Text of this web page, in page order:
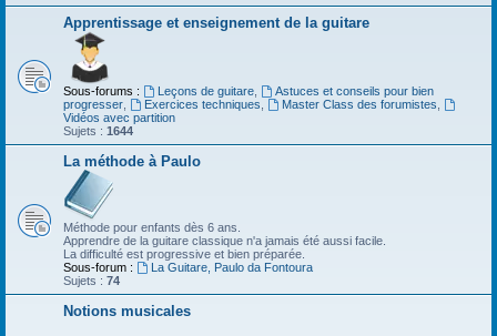
Apprentissage et enseignement de la guitare
Sous-forums : Leçons de guitare,
Astuces et conseils pour bien
progresser
Exercices techniques Master Class des forumistes
Vidéos avec partition
Sujets : 1644
La méthode à Paulo
Méthode pour enfants dès 6 ans.
Apprendre de la guitare classique n'a jamais été aussi facile.
La difficulté est progressive et bien préparée.
Sous-forum :
La Guitare, Paulo da Fontoura
Sujets : 74
Notions musicales